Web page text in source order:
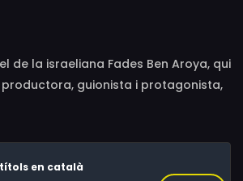
de la israeliana Fades Ben Aroya, qui
productora, guionista i protagonista,
de transmetre amb tanta força la
d'una jove de vint anys avui dia.
emocionals de la seva
Ben Aroya (sovint comparada
en català